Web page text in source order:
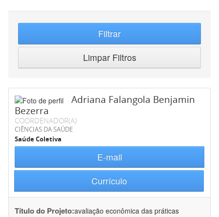
Filtrar
Limpar Filtros
Adriana Falangola Benjamin
Bezerra
COORDENADOR(A)
CIÊNCIAS DA SAÚDE
Saúde Coletiva
E-mail
Currículo
Título do Projeto:avaliação econômica das práticas